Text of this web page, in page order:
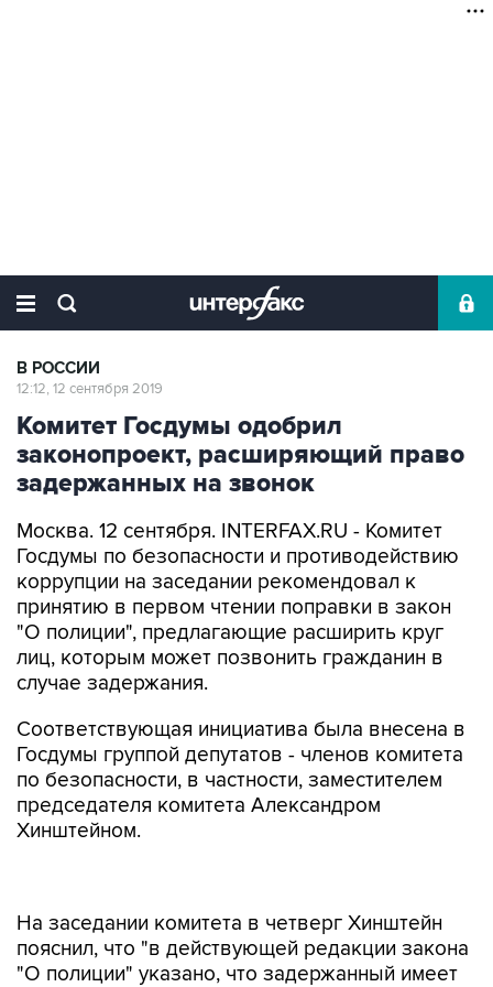
В РОССИИ
12:12, 12 сентября 2019
Комитет Госдумы одобрил
законопроект, расширяющий право
задержанных на звонок
Москва. 12 сентября. INTERFAX.RU - Комитет
Госдумы по безопасности и противодействию
коррупции на заседании рекомендовал к
принятию в первом чтении поправки в закон
"О полиции", предлагающие расширить круг
лиц, которым может позвонить гражданин в
случае задержания.
Соответствующая инициатива была внесена в
Госдумы группой депутатов - членов комитета
по безопасности, в частности, заместителем
председателя комитета Александром
Хинштейном.
На заседании комитета в четверг Хинштейн
пояснил, что "в действующей редакции закона
"О полиции" указано, что задержанный имеет